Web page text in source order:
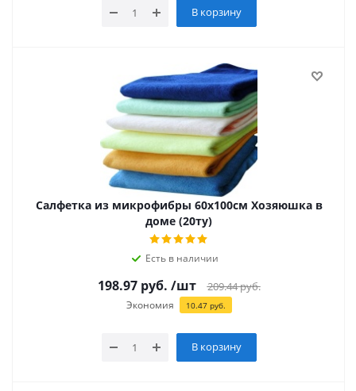
В корзину
Салфетка из микрофибры 60х100см Хозяюшка в
доме (20ту)
Есть в наличии
198.97руб. /шт 209.44руб.
Экономия 10.47руб.
В корзину